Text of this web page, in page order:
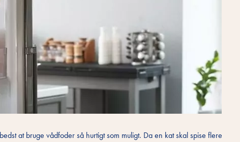
at bruge vådfoder så hurtigt som muligt. Da en kat skal spise flere